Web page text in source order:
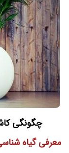
چگونگی
معرفی گیاه